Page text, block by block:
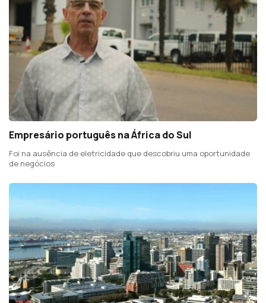
Empresário português na África do Sul
Foi na ausência de eletricidade que descobriu uma oportunidade
de negócios